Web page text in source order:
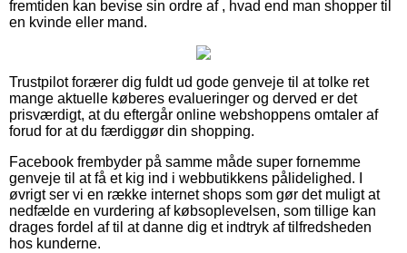
fremtiden kan bevise sin ordre af , hvad end man shopper til
en kvinde eller mand.
Trustpilot forærer dig fuldt ud gode genveje til at tolke ret
mange aktuelle køberes evalueringer og derved er det
prisværdigt, at du eftergår online webshoppens omtaler af
forud for at du færdiggør din shopping.
Facebook frembyder på samme måde super fornemme
genveje til at få et kig ind i webbutikkens pålidelighed. I
øvrigt ser vi en række internet shops som gør det muligt at
nedfælde en vurdering af købsoplevelsen, som tillige kan
drages fordel af til at danne dig et indtryk af tilfredsheden
hos kunderne.